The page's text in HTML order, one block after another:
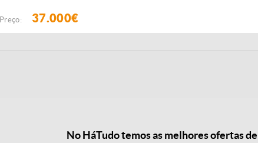
Preço: 37.000€
No HáTudo temos as melhores ofertas